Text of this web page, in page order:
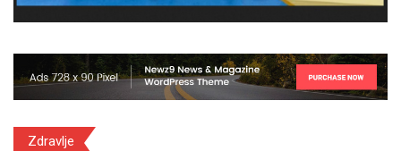
Zdravlje